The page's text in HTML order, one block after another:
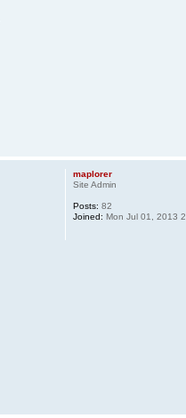
maplorer
Site Admin
Posts: 82
Joined: Mon Jul 01, 2013